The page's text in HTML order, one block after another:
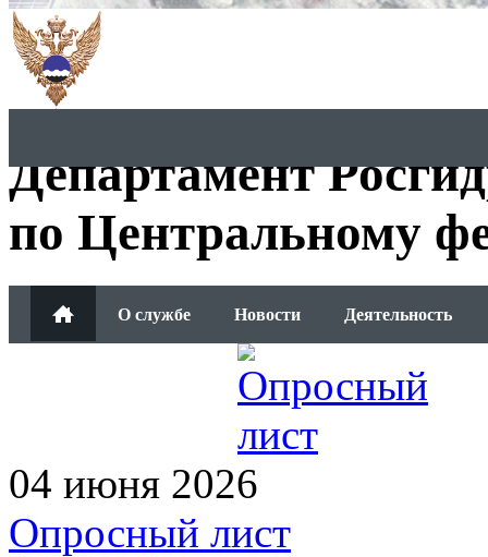
Департамент
по Центральному
О службе Новости Деятельность
04 июня 2026
Опросный лист